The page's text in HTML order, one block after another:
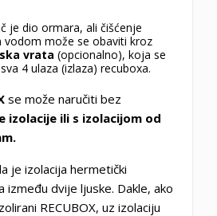
je dio ormara, ali čišćenje
vodom može se obaviti kroz
vrata (opcionalno), koja se
4 ulaza (izlaza) recuboxa.
se može naručiti bez
izolacije ili s izolacijom od
je izolacija hermetički
između dvije ljuske. Dakle, ako
RECUBOX, uz izolaciju